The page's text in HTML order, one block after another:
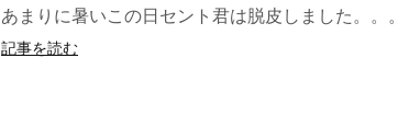
あまりに暑いこの日セント君は脱皮しました。。。
記事を読む